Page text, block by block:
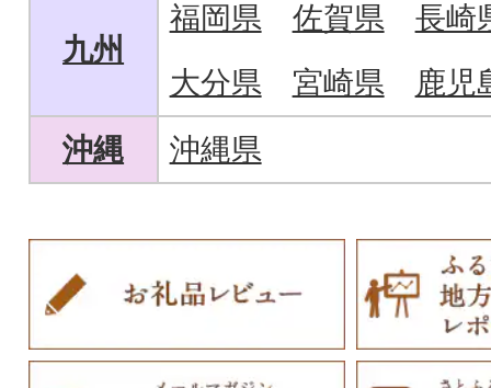
九州
福岡県 佐賀県
長崎
大分県
宮崎県
鹿児
沖縄
沖縄県